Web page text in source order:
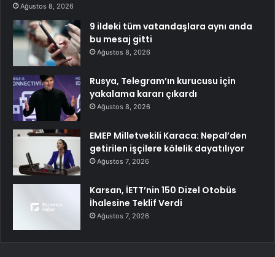
Ağustos 8, 2026
9 ildeki tüm vatandaşlara aynı anda
bu mesaj gitti
Ağustos 8, 2026
Rusya, Telegram’ın kurucusu için
yakalama kararı çıkardı
Ağustos 8, 2026
EMEP Milletvekili Karaca: Nepal’den
getirilen işçilere kölelik dayatılıyor
Ağustos 7, 2026
Karsan, İETT’nin 150 Dizel Otobüs
İhalesine Teklif Verdi
Ağustos 7, 2026